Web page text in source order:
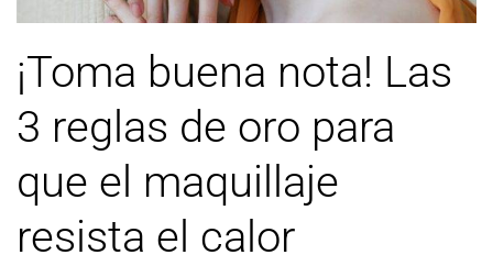
¡Toma buena nota! Las
3 reglas de oro para
que el maquillaje
resista el calor